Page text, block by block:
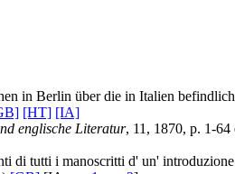
in Berlin über die in Italien
[HT] [IA]
englische Literatur, 11, 1870, p. 1-64
di tutti i manoscritti d' un'